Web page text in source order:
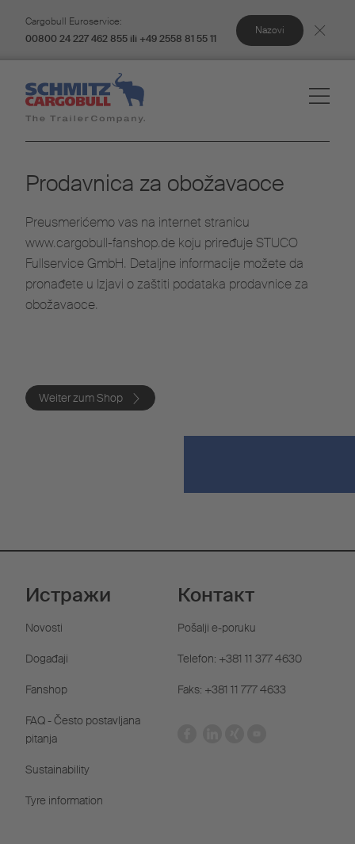
Cargobull Euroservice:
00800 24 227 462 855 ili +49 2558 81 55 11
Nazovi
Prodavnica za obožavaoce
Preusmerićemo vas na internet stranicu
www.cargobull-fanshop.de koju priređuje STUCO
Fullservice GmbH. Detaljne informacije možete da
pronađete u Izjavi o zaštiti podataka prodavnice za
obožavaoce.
Weiter zum Shop
Истражи
Novosti
Događaji
Fanshop
FAQ - Često postavljana
pitanja
Sustainability
Tyre information
Контакт
Pošalji e-poruku
Telefon: +381 11 377 4630
Faks: +381 11 777 4633